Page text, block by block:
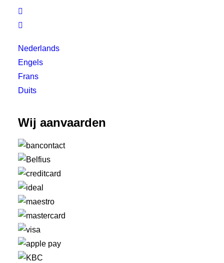


Nederlands
Engels
Frans
Duits
Wij aanvaarden